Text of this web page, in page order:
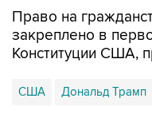
Право на
закреплено в
Конституции США,
США Дональд Трамп